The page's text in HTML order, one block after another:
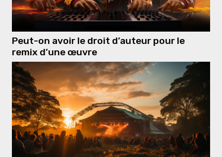
Peut-on avoir le droit d’auteur pour le
remix d’une œuvre